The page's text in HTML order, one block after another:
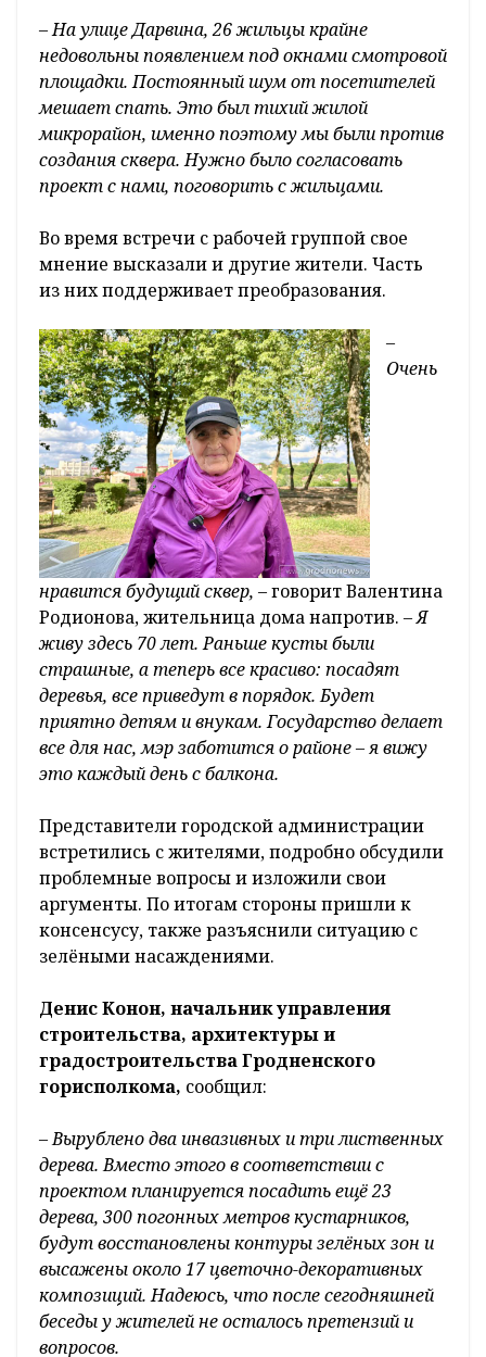
– На улице Дарвина, 26 жильцы крайне
недовольны появлением под окнами смотровой
площадки. Постоянный шум от посетителей
мешает спать. Это был тихий жилой
микрорайон, именно поэтому мы были против
создания сквера. Нужно было согласовать
проект с нами, поговорить с жильцами.
Во время встречи с рабочей группой свое
мнение высказали и другие жители. Часть
из них поддерживает преобразования.
–
Очень
нравится будущий сквер, – говорит Валентина
Родионова, жительница дома напротив. – Я
живу здесь 70 лет. Раньше кусты были
страшные, а теперь все красиво: посадят
деревья, все приведут в порядок. Будет
приятно детям и внукам. Государство делает
все для нас, мэр заботится о районе – я вижу
это каждый день с балкона.
Представители городской администрации
встретились с жителями, подробно обсудили
проблемные вопросы и изложили свои
аргументы. По итогам стороны пришли к
консенсусу, также разъяснили ситуацию с
зелёными насаждениями.
Денис Конон, начальник управления
строительства, архитектуры и
градостроительства Гродненского
горисполкома, сообщил:
– Вырублено два инвазивных и три лиственных
дерева. Вместо этого в соответствии с
проектом планируется посадить ещё 23
дерева, 300 погонных метров кустарников,
будут восстановлены контуры зелёных зон и
высажены около 17 цветочно-декоративных
композиций. Надеюсь, что после сегодняшней
беседы у жителей не осталось претензий и
вопросов.